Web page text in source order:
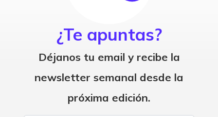
¿Te apuntas?
Déjanos tu email y recibe la
newsletter semanal desde la
próxima edición.